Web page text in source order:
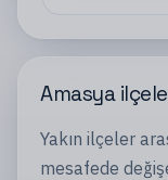
Amasya
Yakın ilçeler
mesafede